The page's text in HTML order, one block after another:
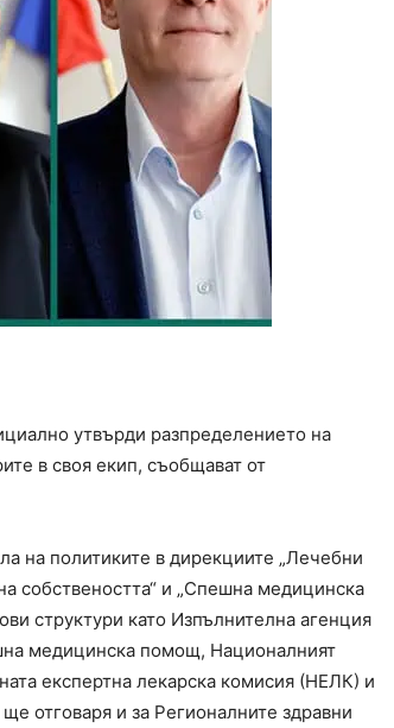
утвърди разпределението на
в своя екип, съобщават от
на политиките в дирекциите „Лечебни
собствеността“ и „Спешна медицинска
структури като Изпълнителна агенция
медицинска помощ, Националният
експертна лекарска комисия (НЕЛК) и
отговаря и за Регионалните здравни